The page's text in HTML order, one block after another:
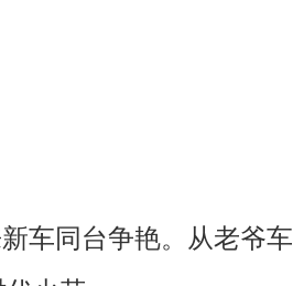
车同台争艳。从老爷车